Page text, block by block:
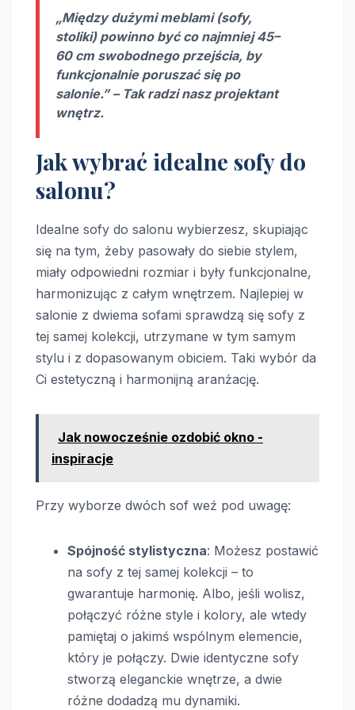
„Między dużymi meblami (sofy,
stoliki) powinno być co najmniej 45–
60 cm swobodnego przejścia, by
funkcjonalnie poruszać się po
salonie.” – Tak radzi nasz projektant
wnętrz.
Jak wybrać idealne sofy do
salonu?
Idealne sofy do salonu wybierzesz, skupiając
się na tym, żeby pasowały do siebie stylem,
miały odpowiedni rozmiar i były funkcjonalne,
harmonizując z całym wnętrzem. Najlepiej w
salonie z dwiema sofami sprawdzą się sofy z
tej samej kolekcji, utrzymane w tym samym
stylu i z dopasowanym obiciem. Taki wybór da
Ci estetyczną i harmonijną aranżację.
Jak nowocześnie ozdobić okno -
inspiracje
Przy wyborze dwóch sof weź pod uwagę:
Spójność stylistyczna: Możesz postawić
na sofy z tej samej kolekcji – to
gwarantuje harmonię. Albo, jeśli wolisz,
połączyć różne style i kolory, ale wtedy
pamiętaj o jakimś wspólnym elemencie,
który je połączy. Dwie identyczne sofy
stworzą eleganckie wnętrze, a dwie
różne dodadzą mu dynamiki.